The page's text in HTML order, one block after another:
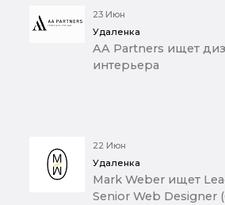
23 Июн
Удаленка
AA Partners ищет
интерьера
22 Июн
Удаленка
Mark Weber ищет
Senior Web Designer